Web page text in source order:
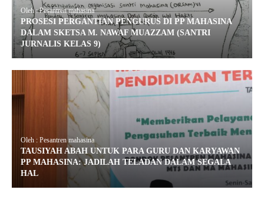
Oleh : Pesantren mahasina
PROSESI PERGANTIAN PENGURUS DI PP MAHASINA
DALAM SKETSA M. NAWAF MUAZZAM (SANTRI
JURNALIS KELAS 9)
Oleh : Pesantren mahasina
TAUSIYAH ABAH UNTUK PARA GURU DAN KARYAWAN
PP MAHASINA: JADILAH TELADAN DALAM SEGALA
HAL